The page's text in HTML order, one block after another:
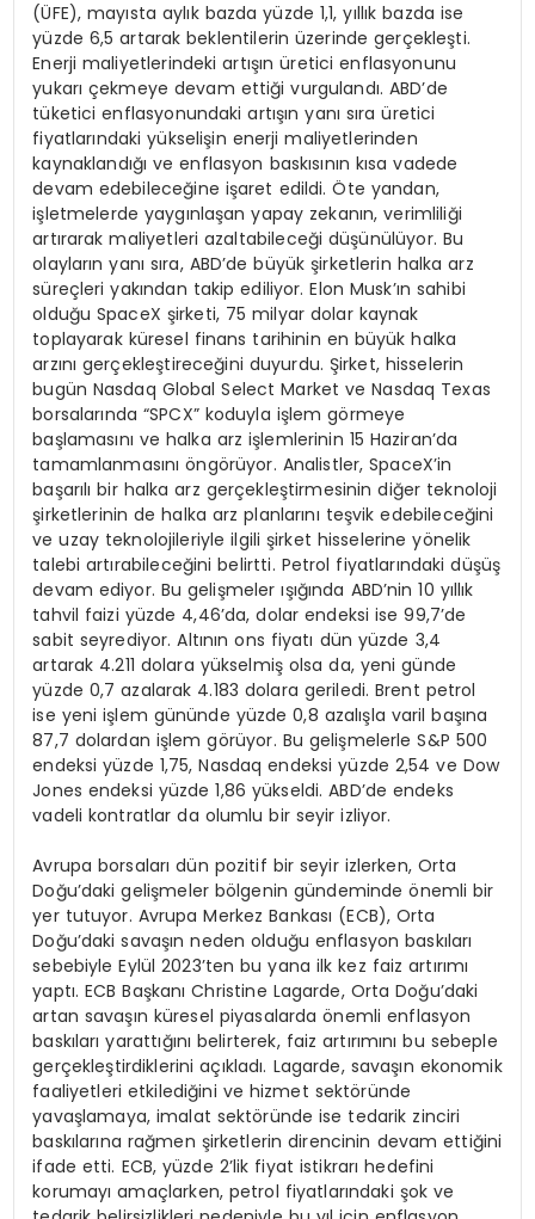
(ÜFE), mayısta aylık bazda yüzde 1,1, yıllık bazda ise
yüzde 6,5 artarak beklentilerin üzerinde gerçekleşti.
Enerji maliyetlerindeki artışın üretici enflasyonunu
yukarı çekmeye devam ettiği vurgulandı. ABD’de
tüketici enflasyonundaki artışın yanı sıra üretici
fiyatlarındaki yükselişin enerji maliyetlerinden
kaynaklandığı ve enflasyon baskısının kısa vadede
devam edebileceğine işaret edildi. Öte yandan,
işletmelerde yaygınlaşan yapay zekanın, verimliliği
artırarak maliyetleri azaltabileceği düşünülüyor. Bu
olayların yanı sıra, ABD’de büyük şirketlerin halka arz
süreçleri yakından takip ediliyor. Elon Musk’ın sahibi
olduğu SpaceX şirketi, 75 milyar dolar kaynak
toplayarak küresel finans tarihinin en büyük halka
arzını gerçekleştireceğini duyurdu. Şirket, hisselerin
bugün Nasdaq Global Select Market ve Nasdaq Texas
borsalarında “SPCX” koduyla işlem görmeye
başlamasını ve halka arz işlemlerinin 15 Haziran’da
tamamlanmasını öngörüyor. Analistler, SpaceX’in
başarılı bir halka arz gerçekleştirmesinin diğer teknoloji
şirketlerinin de halka arz planlarını teşvik edebileceğini
ve uzay teknolojileriyle ilgili şirket hisselerine yönelik
talebi artırabileceğini belirtti. Petrol fiyatlarındaki düşüş
devam ediyor. Bu gelişmeler ışığında ABD’nin 10 yıllık
tahvil faizi yüzde 4,46’da, dolar endeksi ise 99,7’de
sabit seyrediyor. Altının ons fiyatı dün yüzde 3,4
artarak 4.211 dolara yükselmiş olsa da, yeni günde
yüzde 0,7 azalarak 4.183 dolara geriledi. Brent petrol
ise yeni işlem gününde yüzde 0,8 azalışla varil başına
87,7 dolardan işlem görüyor. Bu gelişmelerle S&P 500
endeksi yüzde 1,75, Nasdaq endeksi yüzde 2,54 ve Dow
Jones endeksi yüzde 1,86 yükseldi. ABD’de endeks
vadeli kontratlar da olumlu bir seyir izliyor.
Avrupa borsaları dün pozitif bir seyir izlerken, Orta
Doğu’daki gelişmeler bölgenin gündeminde önemli bir
yer tutuyor. Avrupa Merkez Bankası (ECB), Orta
Doğu’daki savaşın neden olduğu enflasyon baskıları
sebebiyle Eylül 2023’ten bu yana ilk kez faiz artırımı
yaptı. ECB Başkanı Christine Lagarde, Orta Doğu’daki
artan savaşın küresel piyasalarda önemli enflasyon
baskıları yarattığını belirterek, faiz artırımını bu sebeple
gerçekleştirdiklerini açıkladı. Lagarde, savaşın ekonomik
faaliyetleri etkilediğini ve hizmet sektöründe
yavaşlamaya, imalat sektöründe ise tedarik zinciri
baskılarına rağmen şirketlerin direncinin devam ettiğini
ifade etti. ECB, yüzde 2’lik fiyat istikrarı hedefini
korumayı amaçlarken, petrol fiyatlarındaki şok ve